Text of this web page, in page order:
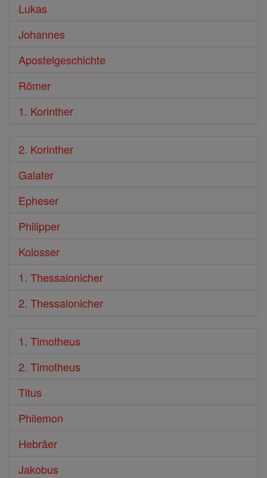
Lukas
Johannes
Apostelgeschichte
Römer
1. Korinther
2. Korinther
Galater
Epheser
Philipper
Kolosser
1. Thessalonicher
2. Thessalonicher
1. Timotheus
2. Timotheus
Titus
Philemon
Hebräer
Jakobus